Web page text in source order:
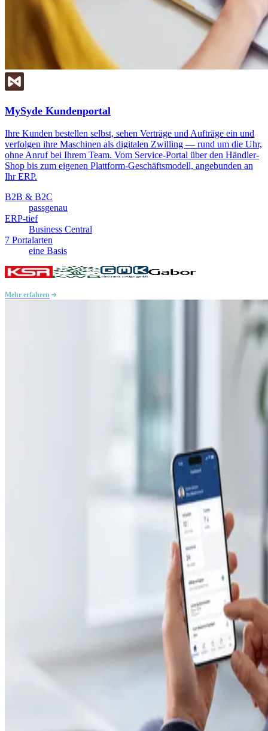
MySyde Kundenportal
Ihre Kunden bestellen selbst, sehen Verträge und Aufträge ein und
verfolgen ihre Maschinen als digitalen Zwilling — rund um die Uhr,
ohne Anruf bei Ihrem Team. Vom Service-Portal über den Händler-
Shop bis zum eigenen Plattform-Geschäftsmodell, angebunden an
Ihr ERP.
B2B & B2C
passgenau
ERP-tief
Business Central
7 Portalarten
eine Basis
Mehr erfahren